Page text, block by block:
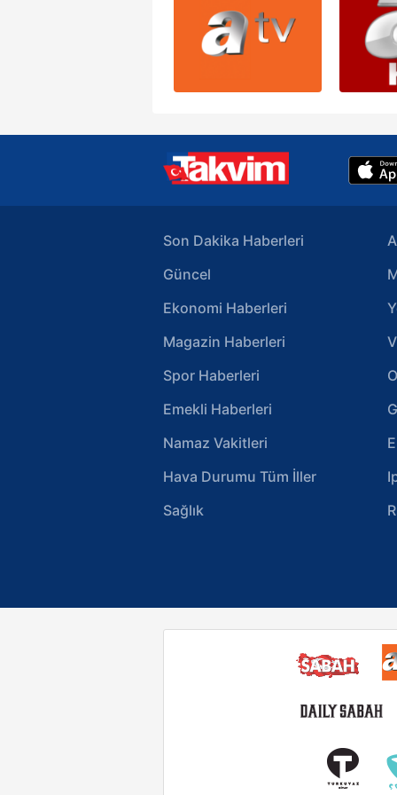
Son Dakika Haberleri
Güncel
Ekonomi Haberleri
Magazin Haberleri
Spor Haberleri
Emekli Haberleri
Namaz Vakitleri
Hava Durumu Tüm İller
Sağlık